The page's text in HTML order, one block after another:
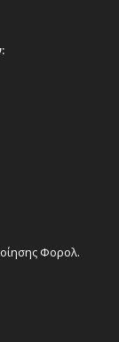
Φορολ.